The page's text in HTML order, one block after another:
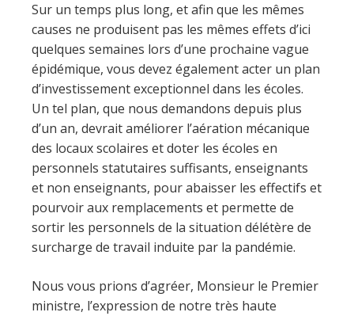
Sur un temps plus long, et afin que les mêmes
causes ne produisent pas les mêmes effets d’ici
quelques semaines lors d’une prochaine vague
épidémique, vous devez également acter un plan
d’investissement exceptionnel dans les écoles.
Un tel plan, que nous demandons depuis plus
d’un an, devrait améliorer l’aération mécanique
des locaux scolaires et doter les écoles en
personnels statutaires suffisants, enseignants
et non enseignants, pour abaisser les effectifs et
pourvoir aux remplacements et permette de
sortir les personnels de la situation délétère de
surcharge de travail induite par la pandémie.
Nous vous prions d’agréer, Monsieur le Premier
ministre, l’expression de notre très haute